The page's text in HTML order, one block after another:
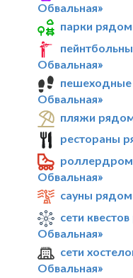
Обвальная»
парки
Обвальная»
пешеходные
Обвальная»
пляжи
рестораны
Обвальная»
сауны
сети
Обвальная»
сети
Обвальная»